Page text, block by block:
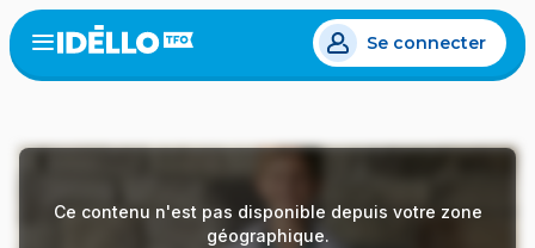
Aller
au
contenu
Open
menu
Se connecter
Ce contenu n'est pas disponible depuis votre zone
géographique.